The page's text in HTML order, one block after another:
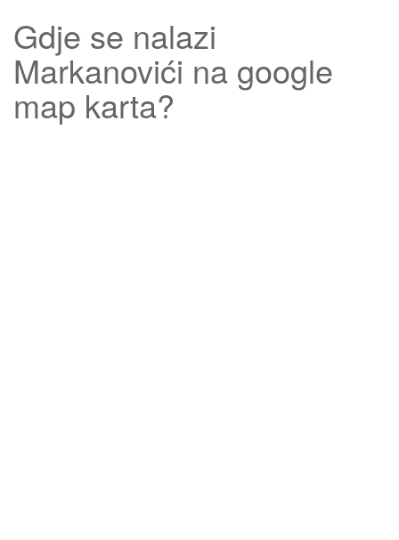
Gdje se nalazi
Markanovići na google
map karta?